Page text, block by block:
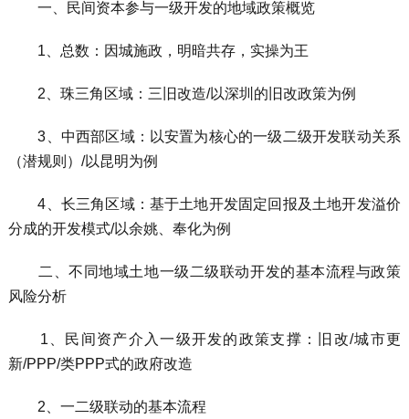
一、民间资本参与一级开发的地域政策概览
1、总数：因城施政，明暗共存，实操为王
2、珠三角区域：三旧改造/以深圳的旧改政策为例
3、中西部区域：以安置为核心的一级二级开发联动关系
（潜规则）/以昆明为例
4、长三角区域：基于土地开发固定回报及土地开发溢价
分成的开发模式/以余姚、奉化为例
二、不同地域土地一级二级联动开发的基本流程与政策
风险分析
1、民间资产介入一级开发的政策支撑：旧改/城市更
新/PPP/类PPP式的政府改造
2、一二级联动的基本流程